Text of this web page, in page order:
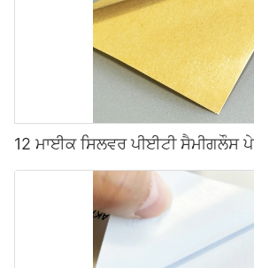
12 ਮਾਈਕ ਸਿਲਵਰ ਪੀਈਟੀ ਸੈਮੀਗਲੌਸ